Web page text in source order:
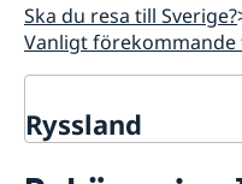
Ska du resa till Sverige?
Vanligt
Ryssland